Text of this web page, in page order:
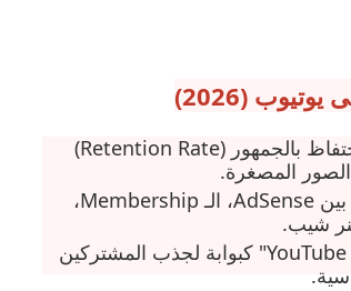
(2026)
مراقبة معدل الاحتفاظ بالجمهور (Retention Rate)
تنويع مصادر الدخل بين AdSense، الـ Membership،
شيب.
استغلال "YouTube Shorts" كبوابة لجذب المشتركين